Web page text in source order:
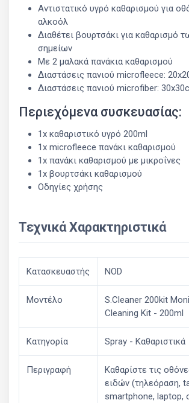
Αντιστατικό υγρό καθαρισμού για
αλκοόλ
Διαθέτει βουρτσάκι για καθαρισμό
σημείων
Με 2 μαλακά πανάκια καθαρισμού
Διαστάσεις πανιού microfleece:
Διαστάσεις πανιού microfiber:
Περιεχόμενα συσκευασίας:
1x καθαριστικό υγρό 200ml
1x microfleece πανάκι καθαρισμού
1x πανάκι καθαρισμού με μικροΐνες
1x βουρτσάκι καθαρισμού
Οδηγίες χρήσης
Τεχνικά Χαρακτηριστικά
Κατασκευαστής NOD
Μοντέλο
S.Cleaner 200kit
Cleaning Kit - 200ml
Κατηγορία Spray - Καθαριστικά
Περιγραφή
Καθαρίστε τις
ειδών (τηλεόραση,
smartphone, laptop,